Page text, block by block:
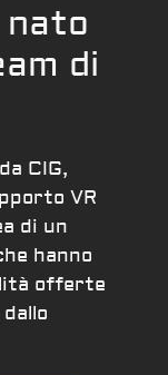
nato
di
CIG,
VR
di un
hanno
offerte